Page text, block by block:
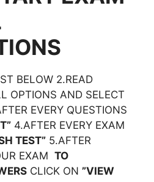
BELOW 2.READ
OPTIONS AND SELECT
EVERY QUESTIONS
4.AFTER EVERY EXAM
TEST”5.AFTER
EXAM TO
CLICK ON ”VIEW